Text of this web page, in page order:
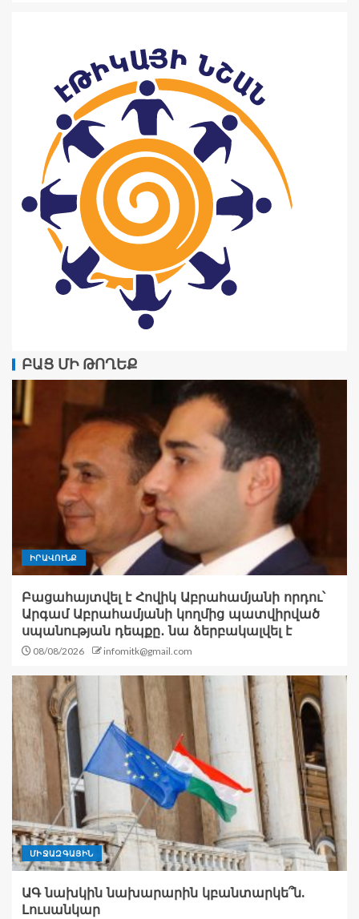
ԲԱՑ ՄԻ ԹՈՂԵՔ
ԻՐԱՎՈՒՆՔ
Բացահայտվել է Հովիկ Աբրահամյանի որդու՝
Արգամ Աբրահամյանի կողմից պատվիրված
սպանության դեպքը․ նա ձերբակալվել է
08/08/2026 infomitk@gmail.com
ՄԻՋԱԶԳԱՅԻՆ
ԱԳ նախկին նախարարին կբանտարկե՞ն.
Լուսանկար